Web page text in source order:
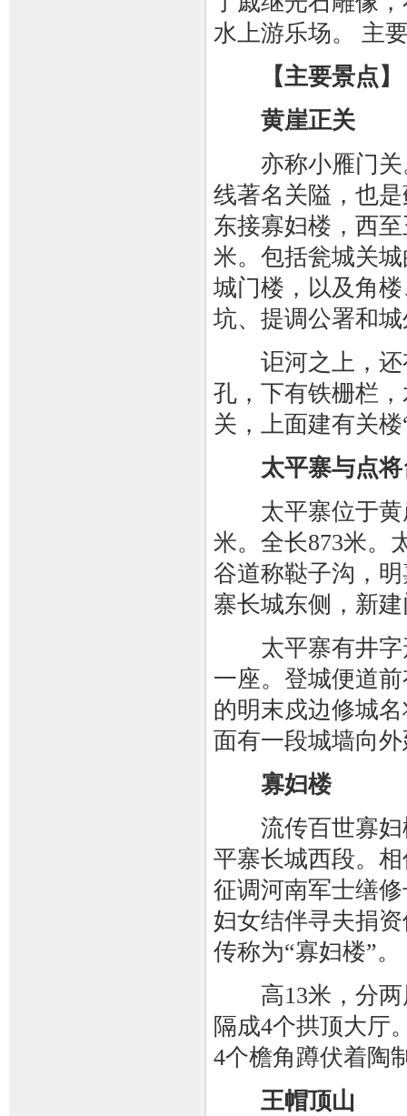
水上游乐场。 主
【主要景点】
黄崖正关
亦称小雁门关
线著名关隘，也
东接寡妇楼，西
米。包括瓮城关
城门楼，以及角
坑、提调公署和
讵河之上，还
孔，下有铁栅栏
关，上面建有关
太平寨与点
太平寨位于黄
米。全长873米。
谷道称鞑子沟，
寨长城东侧，新
太平寨有井字
一座。登城便道
的明末戍边修城
面有一段城墙向
寡妇楼
流传百世寡妇
平寨长城西段。
征调河南军士缮
妇女结伴寻夫捐
传称为“寡妇楼”。
高13米，分两
隔成4个拱顶大厅
4个檐角蹲伏着陶
王帽顶山